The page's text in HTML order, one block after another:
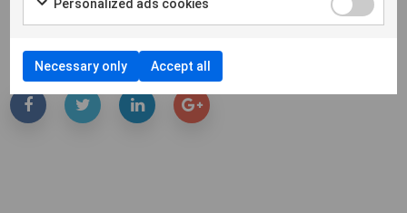
packa dina väskor och förbered dig för en oförglömlig
Personalized ads cookies
Necessary only Accept all